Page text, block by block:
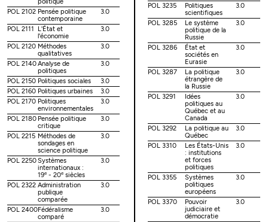
politique
POL 2102 Pensée politique
contemporaine
3.0
POL 2111
L'État et
l'économie
3.0
POL 2120 Méthodes
qualitatives
3.0
POL 2140Analyse de
politiques
3.0
POL 2150 Politiques sociales
3.0
POL 2160 Politiques urbaines
3.0
POL 2170 Politiques
environnementales
3.0
POL 2180 Pensée politique
critique
3.0
POL 2215 Méthodes de
sondages en
science politique
3.0
POL 2250Systèmes
internationaux :
19e - 20e siècles
3.0
POL 2322 Administration
publique
comparée
3.0
POL 2400Fédéralisme
comparé
3.0
POL 3235
Politiques
scientifiques
3.0
POL 3285
Le système
politique de la
Russie
3.0
POL 3286
État et
sociétés en
Eurasie
3.0
POL 3287
La politique
étrangère de
la Russie
3.0
POL 3291
Idées
politiques au
Québec et au
Canada
3.0
POL 3292
La politique au
Québec
3.0
POL 3310
Les États-Unis
: institutions
et forces
politiques
3.0
POL 3355
Systèmes
politiques
européens
3.0
POL 3370
Pouvoir
judiciaire et
démocratie
3.0